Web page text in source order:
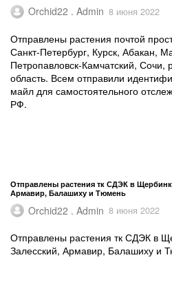
Orchid22 . Admin 8 июня 2022
Отправлены растения почтой
Санкт-Петербург, Курск, Абакан,
Петропавловск-Камчатский, Сочи,
область. Всем отправили
майл для самостоятельного
РФ.
Отправлены растения тк СДЭК в
Армавир, Балашиху и Тюмень
Orchid22 . Admin 8 июня 2022
Отправлены растения тк СДЭК в
Залесский, Армавир, Балашиху и